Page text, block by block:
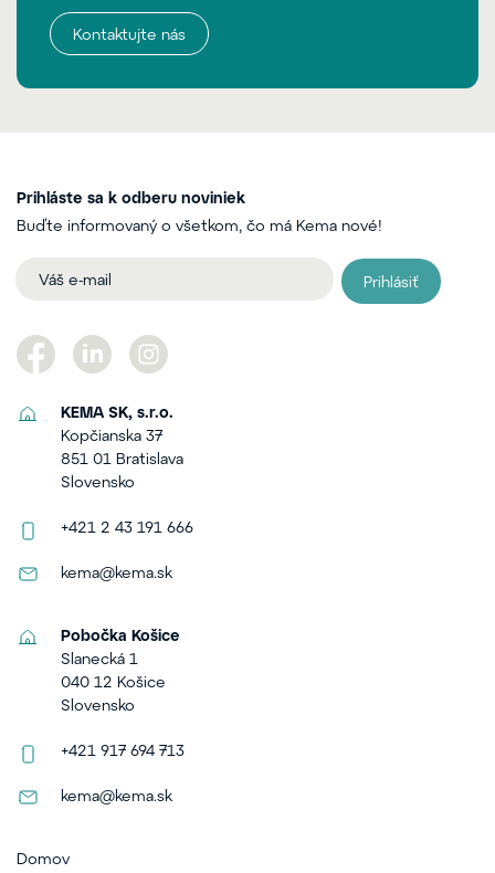
Kontaktujte nás
Prihláste sa k odberu noviniek
Buďte informovaný o všetkom, čo má Kema nové!
Prihlásiť
KEMA SK, s.r.o.
Kopčianska 37
851 01 Bratislava
Slovensko
+421 2 43 191 666
kema@kema.sk
Pobočka Košice
Slanecká 1
040 12 Košice
Slovensko
+421 917 694 713
kema@kema.sk
Domov